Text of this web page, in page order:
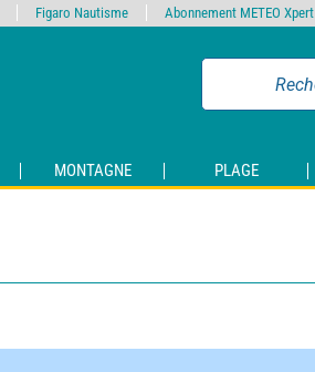
MONTAGNE PLAGE
Figaro Nautisme Abonnement METEO Xpert